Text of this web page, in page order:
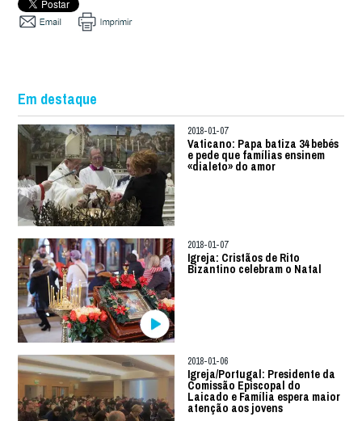
Em destaque
2018-01-07
Vaticano: Papa batiza 34 bebés
e pede que famílias ensinem
«dialeto» do amor
2018-01-07
Igreja: Cristãos de Rito
Bizantino celebram o Natal
2018-01-06
Igreja/Portugal: Presidente da
Comissão Episcopal do
Laicado e Família espera maior
atenção aos jovens